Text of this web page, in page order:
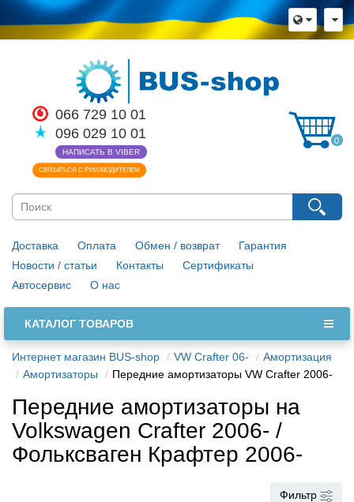
066 729 10 01
096 029 10 01
НАПИСАТЬ В VIBER
СВЯЗАТЬСЯ С РУКОВОДИТЕЛЕМ
0
Доставка Оплата Обмен / возврат
Гарантия
Новости / статьи
Контакты
Сертификаты
Автосервис
О нас
КАТАЛОГ ТОВАРОВ
Интернет магазин BUS-shop VW Crafter 06-
Амортизация
Амортизаторы
Передние амортизаторы VW Crafter 2006-
Выберите пожалуйста язык магазина
Русский
Передние амортизаторы на
Volkswagen Crafter 2006- /
Фольксваген Крафтер 2006-
Фильтр